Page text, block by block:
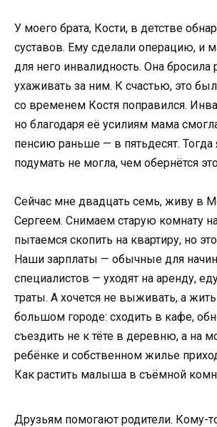
У моего брата, Кости, в детстве
суставов. Ему сделали операцию, и
для него инвалидность. Она бросила
ухаживать за ним. К счастью, это
со временем Костя поправился.
но благодаря её усилиям мама
пенсию раньше — в пятьдесят. Тогда
подумать не могла, чем обернётся
Сейчас мне двадцать семь, живу в
Сергеем. Снимаем старую комнату
пытаемся скопить на квартиру, но
Наши зарплаты — обычные для
специалистов — уходят на аренду,
траты. А хочется не выживать, а
большом городе: сходить в кафе,
съездить не к тёте в деревню, а на
ребёнке и собственном жилье
Как растить малыша в съёмной
Друзьям помогают родители. Кому-